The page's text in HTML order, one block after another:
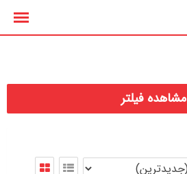
مشاهده فیلتر